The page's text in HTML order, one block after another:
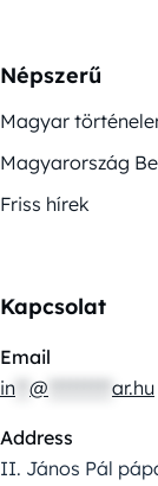
Népszerű
Magyar
Magyarország
Friss hírek
Kapcsolat
Email
in @ ar.hu
Address
II. János Pál